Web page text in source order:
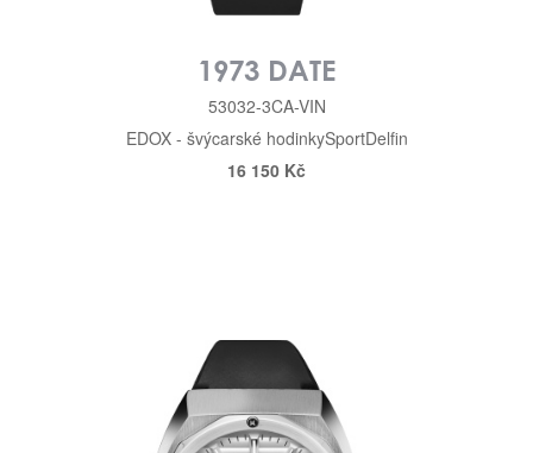
1973 DATE
53032-3CA-VIN
EDOX - švýcarské hodinkySportDelfin
16 150 Kč